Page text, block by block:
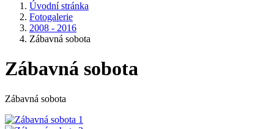
Úvodní stránka
Fotogalerie
2008 - 2016
Zábavná sobota
Zábavná sobota
Zábavná sobota